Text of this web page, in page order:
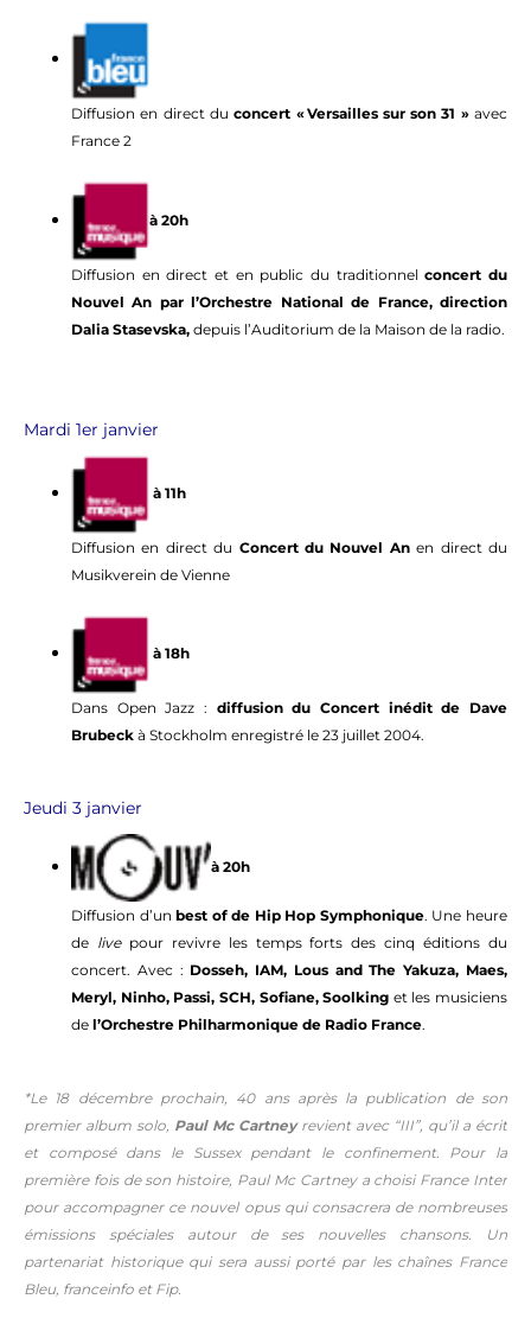
Diffusion en direct duconcert « Versailles sur son 31 »avec
France 2
à 20h
Diffusion en direct et en public du traditionnelconcert du
Nouvel An par l’Orchestre National de France, direction
Dalia Stasevska, depuis l’Auditorium de la Maison de la radio.
Mardi 1er janvier
à 11h
Diffusion en direct du Concert du Nouvel Anen direct du
Musikverein de Vienne
à 18h
Dans Open Jazz : diffusion du Concert inédit de Dave
Brubeck à Stockholm enregistré le 23 juillet 2004.
Jeudi 3 janvier
à 20h
Diffusion d’unbest of de Hip Hop Symphonique. Une heure
de livepour revivre les temps forts des cinq éditions du
concert. Avec : Dosseh, IAM, Lous and The Yakuza, Maes,
Meryl, Ninho, Passi, SCH, Sofiane, Soolking et les musiciens
de l’Orchestre Philharmonique de Radio France.
*Le 18 décembre prochain, 40 ans après la publication de son
premier album solo, Paul Mc Cartneyrevient avec “III”, qu’il a écrit
et composé dans le Sussex pendant le confinement. Pour la
première fois de son histoire, Paul Mc Cartney a choisi France Inter
pour accompagner ce nouvel opus qui consacrera de nombreuses
émissions spéciales autour de ses nouvelles chansons. Un
partenariat historique qui sera aussi porté par les chaînes France
Bleu, franceinfo et Fip.